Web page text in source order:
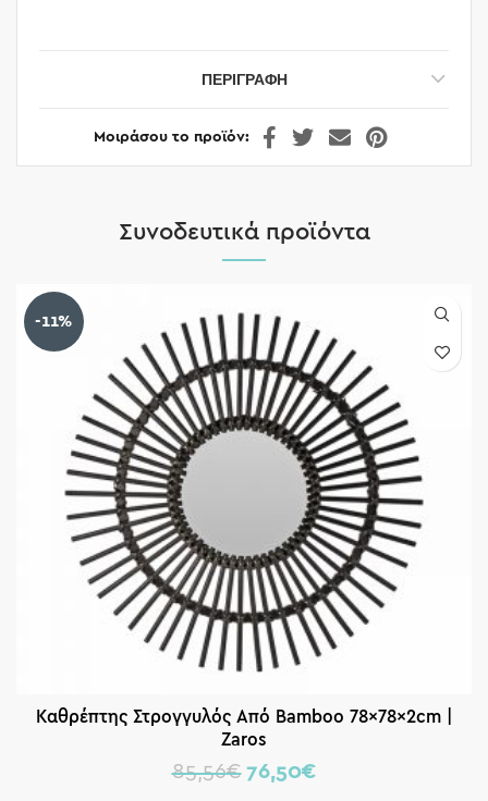
ΠΕΡΙΓΡΑΦΉ
Μοιράσου το προϊόν
Συνοδευτικά προϊόντα
-11%
Καθρέπτης Στρογγυλός Από Bamboo 78x78x2cm |
Zaros
85,56€ 76,50€